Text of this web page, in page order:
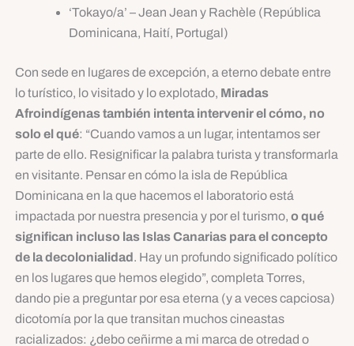
‘Tokayo/a’ – Jean Jean y Rachèle (República
Dominicana, Haití, Portugal)
Con sede en lugares de excepción, a eterno debate entre
lo turístico, lo visitado y lo explotado, Miradas
Afroindígenas también intenta intervenir el cómo, no
solo el qué: “Cuando vamos a un lugar, intentamos ser
parte de ello. Resignificar la palabra turista y transformarla
en visitante. Pensar en cómo la isla de República
Dominicana en la que hacemos el laboratorio está
impactada por nuestra presencia y por el turismo, o qué
significan incluso las Islas Canarias para el concepto
de la decolonialidad . Hay un profundo significado político
en los lugares que hemos elegido”, completa Torres,
dando pie a preguntar por esa eterna (y a veces capciosa)
dicotomía por la que transitan muchos cineastas
racializados: ¿debo ceñirme a mi marca de otredad o